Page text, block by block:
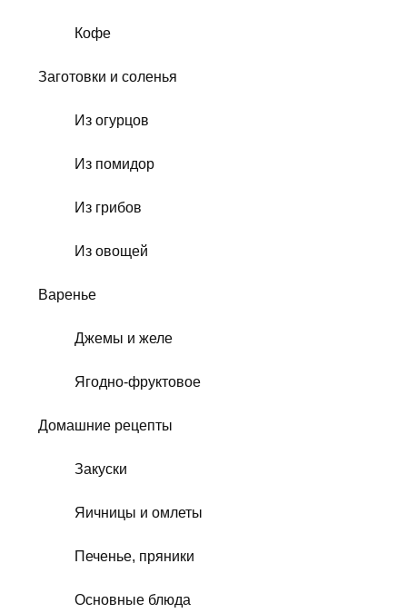
Кофе
Заготовки и соленья
Из огурцов
Из помидор
Из грибов
Из овощей
Варенье
Джемы и желе
Ягодно-фруктовое
Домашние рецепты
Закуски
Яичницы и омлеты
Печенье, пряники
Основные блюда